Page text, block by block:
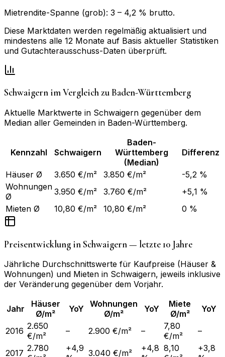
Mietrendite-Spanne (grob): 3 – 4,2 % brutto.
Diese Marktdaten werden regelmäßig aktualisiert und
mindestens alle 12 Monate auf Basis aktueller Statistiken
und Gutachterausschuss-Daten überprüft.
Schwaigern im Vergleich zuBaden-Württemberg
Aktuelle Marktwerte in Schwaigern gegenüber dem
Median aller Gemeinden in Baden-Württemberg.
Kennzahl Schwaigern
Baden-
Württemberg
(Median)
Differenz
Häuser Ø 3.650 €/m² 3.850 €/m²
-5,2 %
Wohnungen
Ø
3.950 €/m² 3.760 €/m²
+5,1 %
Mieten Ø
10,80 €/m² 10,80 €/m² 0 %
Preisentwicklung in Schwaigern— letzte 10 Jahre
Jährliche Durchschnittswerte für Kaufpreise (Häuser &
Wohnungen) und Mieten in Schwaigern, jeweils inklusive
der Veränderung gegenüber dem Vorjahr.
Jahr
Häuser
Ø/m²
YoY
Wohnungen
Ø/m²
YoY
Miete
Ø/m²
YoY
2016 2.650
€/m²
– 2.900 €/m² –
7,80
€/m²
–
2017 2.780
+4,9 3.040 €/m²
+4,8 8,10
+3,8